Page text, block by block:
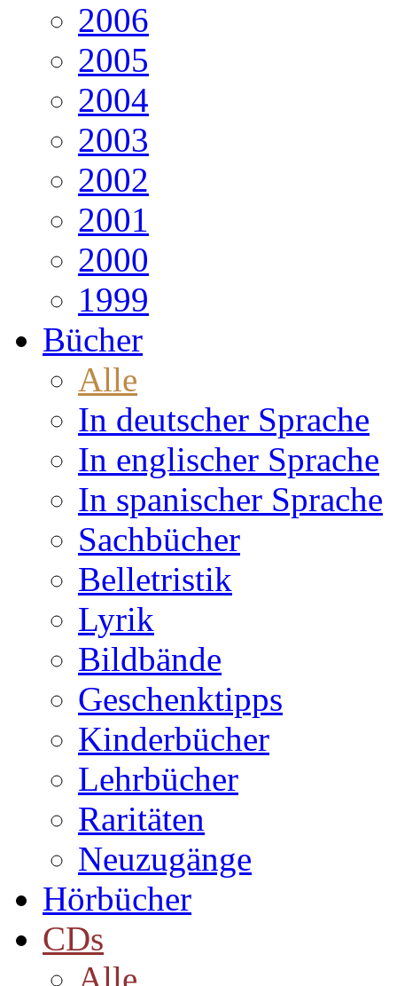
2006
2005
2004
2003
2002
2001
2000
1999
Bücher
Alle
In deutscher Sprache
In englischer Sprache
In spanischer Sprache
Sachbücher
Belletristik
Lyrik
Bildbände
Geschenktipps
Kinderbücher
Lehrbücher
Raritäten
Neuzugänge
Hörbücher
CDs